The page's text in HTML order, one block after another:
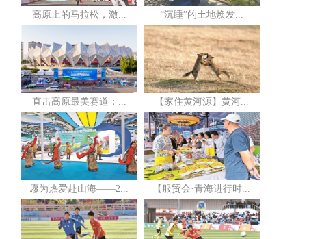
高原上的马拉松，激... “沉睡”的土地焕发...
直击高原最美赛道：... 【家住黄河源】黄河...
愿为热爱赴山海——2... 【服贸会·青海进行时...